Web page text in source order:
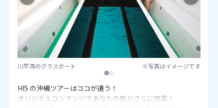
・ヴィラガーデンスーペリアテラス ツイン（洋室/51.3㎡/2
～4名1室）
♦石垣シーサイドホテル
青く輝く底地ビーチに建つリゾート
［利用客室］
・部屋指定なし（洋室/36～47㎡/2～4名1室）
・スーペリアツイン・てぃーだ館（洋室/36㎡/2～4名1室）
・かびらビレッジ（洋室/47㎡/2～4名1室）
［利用客室］
・スタンダードツイン（洋室/24.8㎡/2・3名1室）
・コーナーツイン（洋室/30.7㎡/4名1室）
♦ベッセルホテル石垣島
便利さと快適さを兼ね備えたシティホテル
［利用客室］
※4名1室利用時はダブルベッド2台+エキストラベッド1台と
なります。
川平湾のグラスボート ※写真はイメージです
HIS の沖縄ツアーはココが違う！
オリジナルコンテンツであなたの旅がさらに充実！